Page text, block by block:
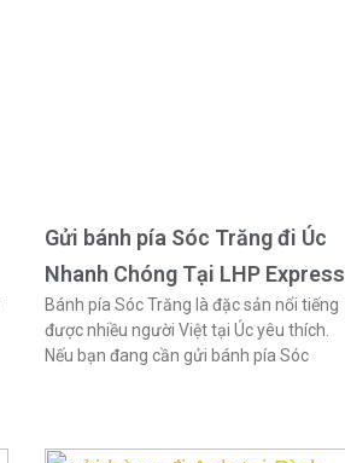
Gửi bánh pía Sóc Trăng đi Úc
Nhanh Chóng Tại LHP Express
Bánh pía Sóc Trăng là đặc sản nổi tiếng
được nhiều người Việt tại Úc yêu thích.
Nếu bạn đang cần gửi bánh pía Sóc